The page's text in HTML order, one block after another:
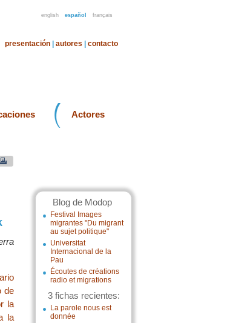
english español français
presentación autores contacto
Actores
Blog de Modop
Festival Images
migrantes "Du migrant
au sujet politique"
Universitat
Internacional de la
Pau
Écoutes de créations
radio et migrations
3 fichas recientes:
La parole nous est
donnée
de
la
la